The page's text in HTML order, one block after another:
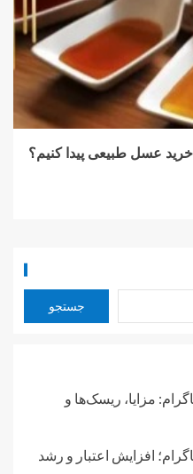
عسل طبیعی پیدا کنیم؟
جستجو
مزایا، ریسک‌ها و
افزایش اعتبار و رشد